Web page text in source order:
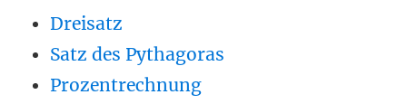
Dreisatz
Satz des Pythagoras
Prozentrechnung